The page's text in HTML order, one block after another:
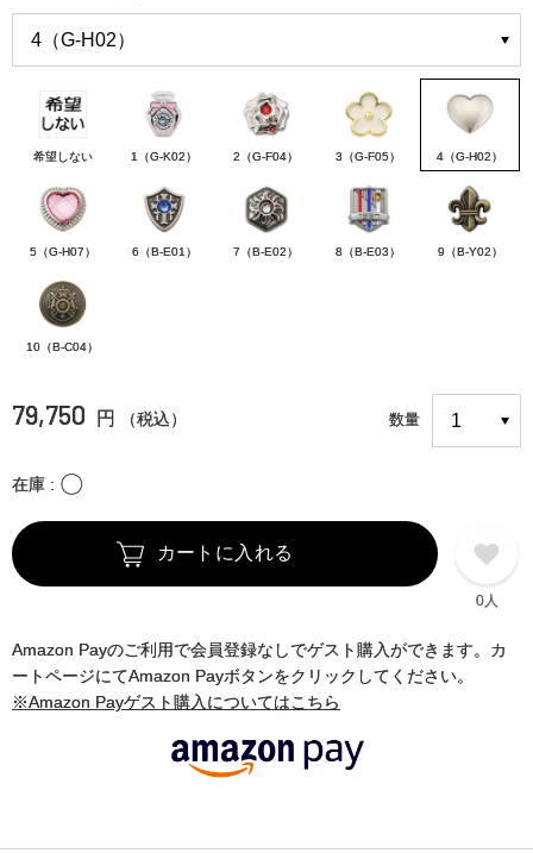
希望しない 1（G-K02） 2（G-F04） 3（G-F05） 4（G-H02）
5（G-H07） 6（B-E01） 7（B-E02） 8（B-E03） 9（B-Y02）
10（B-C04）
79,750 円 （税込） 数量
在庫 〇
カートに入れる
0人
Amazon Payのご利用で会員登録なしでゲスト購入ができます。カ
ートページにてAmazon Payボタンをクリックしてください。
※Amazon Payゲスト購入についてはこちら